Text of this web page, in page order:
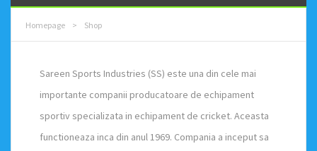
Homepage > Shop
Sareen Sports Industries (SS) este una din cele mai
importante companii producatoare de echipament
sportiv specializata in echipament de cricket. Aceasta
functioneaza inca din anul 1969. Compania a inceput sa